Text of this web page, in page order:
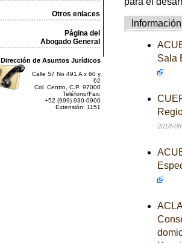
Otros enlaces
Página del
Abogado General
Dirección de Asuntos Jurídicos
Calle 57 No 491 A x 60 y
62
Col. Centro, C.P. 97000
Teléfono/Fax:
+52 (999) 930-0900
Extensión: 1151
Información
Sala
2018-